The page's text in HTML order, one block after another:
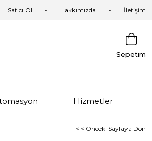
Satıcı Ol Hakkımızda İletişim
Sepetim
Hizmetler
< < Önceki Sayfaya Dön